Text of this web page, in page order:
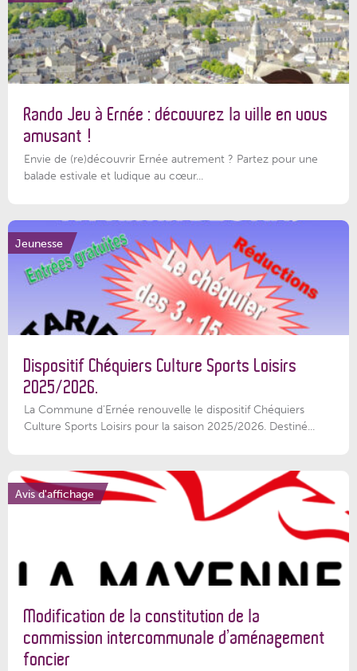
Rando Jeu à Ernée : découvrez la ville en vous
amusant !
Envie de (re)découvrir Ernée autrement ? Partez pour une
balade estivale et ludique au cœur...
Jeunesse
Dispositif Chéquiers Culture Sports Loisirs
2025/2026.
La Commune d'Ernée renouvelle le dispositif Chéquiers
Culture Sports Loisirs pour la saison 2025/2026. Destiné...
Avis d'affichage
Modification de la constitution de la
commission intercommunale d’aménagement
foncier